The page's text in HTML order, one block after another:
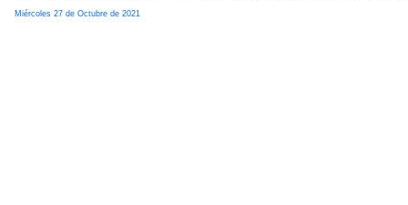
Miércoles 27 de Octubre de 2021